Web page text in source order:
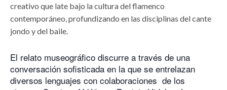
creativo que late bajo la cultura del flamenco
contemporáneo, profundizando en las disciplinas del cante
jondo y del baile.
El relato museográfico discurre a través de una
conversación sofisticada en la que se entrelazan
diversos lenguajes con colaboraciones de los